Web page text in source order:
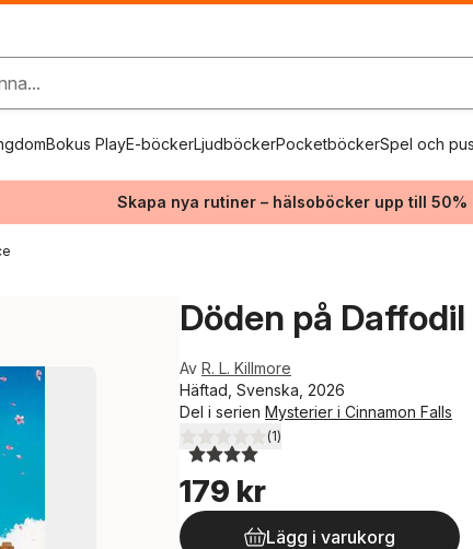
Bokus PlayE-böckerLjudböckerPocketböckerSpel och
Skapa nya rutiner – hälsoböcker upp till 50%
Döden på Daffodil
Av R. L. Killmore
Häftad, Svenska, 2026
Del i serien Mysterier i Cinnamon Falls
4,0utav 5 stjärnor. Totalt antal röster:
(1)
179 kr
Lägg i varukorg